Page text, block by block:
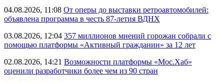
04.08.2026, 11:08 От оперы до выставки ретроавтомобилей:
объявлена программа в честь 87-летия ВДНХ
03.08.2026, 12:04 357 миллионов мнений горожан собрали с
помощью платформы «Активный гражданин» за 12 лет
02.08.2026, 14:21 Возможности платформы «Мос.Хаб»
оценили разработчики более чем из 90 стран